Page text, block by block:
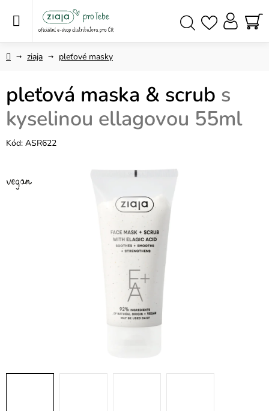
Domůziaja pleťové masky
pleťová maska & scrub s
kyselinou ellagovou 55ml
Kód: ASR622